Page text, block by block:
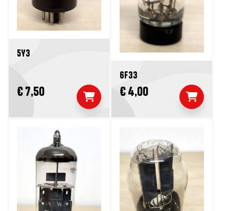
5Y3
€ 7,50
6F33
€ 4,00